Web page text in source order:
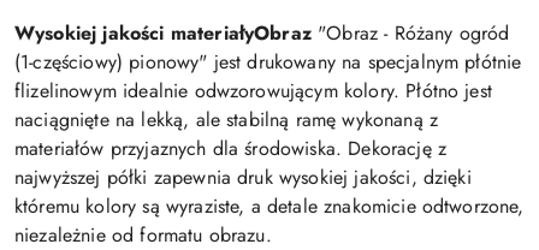
Wysokiej jakości materiałyObraz"Obraz - Różany ogród
(1-częściowy) pionowy" jest drukowany na specjalnym płótnie
flizelinowym idealnie odwzorowującym kolory. Płótno jest
naciągnięte na lekką, ale stabilną ramę wykonaną z
materiałów przyjaznych dla środowiska. Dekorację z
najwyższej półki zapewnia druk wysokiej jakości, dzięki
któremu kolory są wyraziste, a detale znakomicie odtworzone,
niezależnie od formatu obrazu.